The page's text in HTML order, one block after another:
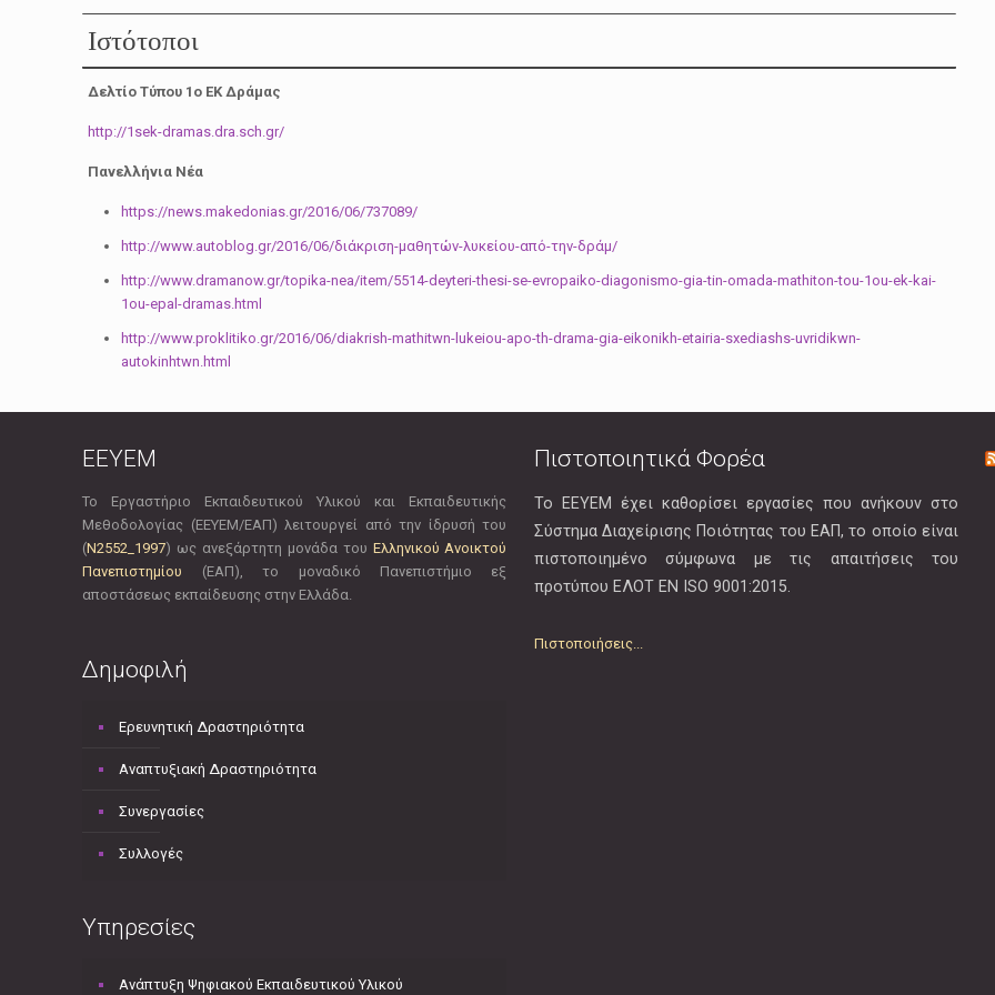
Ιστότοποι
Δελτίο Τύπου 1ο ΕΚ Δράμας
http://1sek-dramas.dra.sch.gr/
Πανελλήνια Νέα
https://news.makedonias.gr/2016/06/737089/
http://www.autoblog.gr/2016/06/διάκριση-μαθητών-λυκείου-από-την-δράμ/
http://www.dramanow.gr/topika-nea/item/5514-deyteri-thesi-se-evropaiko-diagonismo-gia-tin-omada-mathiton-tou-1ou-ek-kai-
1ou-epal-dramas.html
http://www.proklitiko.gr/2016/06/diakrish-mathitwn-lukeiou-apo-th-drama-gia-eikonikh-etairia-sxediashs-uvridikwn-
autokinhtwn.html
EEYEM
Το Εργαστήριο Εκπαιδευτικού Υλικού και Εκπαιδευτικής
Μεθοδολογίας (ΕΕΥΕΜ/ΕΑΠ) λειτουργεί από την ίδρυσή του
(Ν2552_1997) ως ανεξάρτητη μονάδα του Ελληνικού Ανοικτού
Πανεπιστημίου (ΕΑΠ), το μοναδικό Πανεπιστήμιο εξ
αποστάσεως εκπαίδευσης στην Ελλάδα.
Δημοφιλή
Ερευνητική Δραστηριότητα
Αναπτυξιακή Δραστηριότητα
Συνεργασίες
Συλλογές
Υπηρεσίες
Ανάπτυξη Ψηφιακού Εκπαιδευτικού Υλικού
Πιστοποιητικά Φορέα
Το ΕΕΥΕΜ έχει καθορίσει εργασίες που ανήκουν στο
Σύστημα Διαχείρισης Ποιότητας του ΕΑΠ, το οποίο είναι
πιστοποιημένο σύμφωνα με τις απαιτήσεις του
προτύπου EΛOT EN ISO 9001:2015.
Πιστοποιήσεις...